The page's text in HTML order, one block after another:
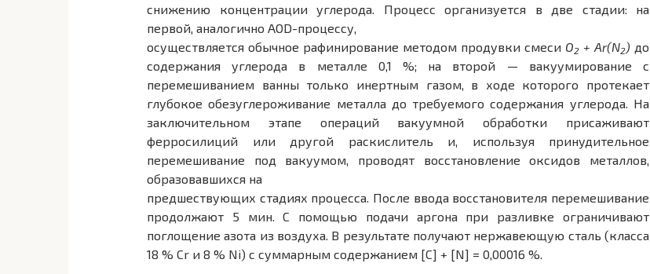
снижению концентрации углерода. Процесс организуется в две стадии: на
первой, аналогично АОD-процессу,
осуществляется обычное рафинирование методом продувки смеси O2 + Аr(N2) до
содержания углерода в металле 0,1 %; на второй — вакуумирование с
перемешиванием ванны только инертным газом, в ходе которого протекает
глубокое обезуглероживание металла до требуемого содержания углерода. На
заключительном этапе операций вакуумной обработки присаживают
ферросилиций или другой раскислитель и, используя принудительное
перемешивание под вакуумом, проводят восстановление оксидов металлов,
образовавшихся на
предшествующих стадиях процесса. После ввода восстановителя перемешивание
продолжают 5 мин. С помощью подачи аргона при разливке ограничивают
поглощение азота из воздуха. В результате получают нержавеющую сталь (класса
18 % Сr и 8 % Ni) с суммарным содержанием [С] + [N] = 0,00016 %.